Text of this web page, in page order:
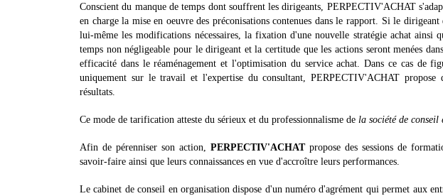
Conscient du manque de temps dont souffrent les dirigeants, PERPECTIV'ACHAT
en charge la mise en oeuvre des préconisations contenues dans le rapport. Si le
lui-même les modifications nécessaires, la fixation d'une nouvelle stratégie achat ainsi
temps non négligeable pour le dirigeant et la certitude que les actions seront menées
efficacité dans le réaménagement et l'optimisation du service achat. Dans ce cas de
uniquement sur le travail et l'expertise du consultant, PERPECTIV'ACHAT propose
résultats.
Ce mode de tarification atteste du sérieux et du professionnalisme de la société de conseil
Afin de pérenniser son action, PERPECTIV'ACHATpropose des sessions de
savoir-faire ainsi que leurs connaissances en vue d'accroître leurs performances.
Le cabinet de conseil en organisation dispose d'un numéro d'agrément qui permet aux